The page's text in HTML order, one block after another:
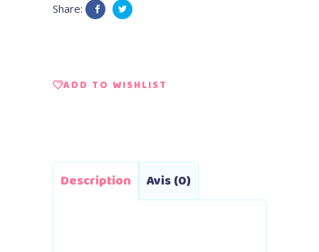
anses
270
Share:
ADD TO WISHLIST
Description Avis (0)